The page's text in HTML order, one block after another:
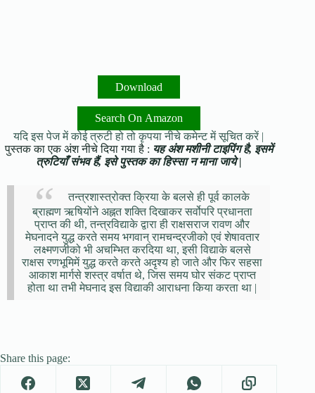
Download
Search On Amazon
यदि इस पेज में कोई त्रुटी हो तो कृपया नीचे कमेन्ट में सूचित करें |
पुस्तक का एक अंश नीचे दिया गया है : यह अंश मशीनी टाइपिंग है, इसमें
त्रुटियाँ संभव हैं, इसे पुस्तक का हिस्सा न माना जाये |
तन्त्रशास्त्रोक्त क्रिया के बलसे ही पूर्व कालके
ब्राह्मण ऋषियोंने अह्नत शक्ति दिखाकर सर्वोपरि प्रधानता
प्राप्त की थी, तन्त्रविद्याके द्वारा ही राक्षसराज रावण और
मेघनादने युद्ध करते समय भगवान् रामचन्द्रजीको एवं शेषावतार
लक्ष्मणजीको भी अचम्भित करदिया था, इसी विद्याके बलसे
राक्षस रणभूमिमें युद्ध करते करते अदृश्य हो जाते और फिर सहसा
आकाश मार्गसे शस्त्र वर्षात थे, जिस समय घोर संकट प्राप्त
होता था तभी मेघनाद इस विद्याकी आराधना किया करता था |
Share this page: